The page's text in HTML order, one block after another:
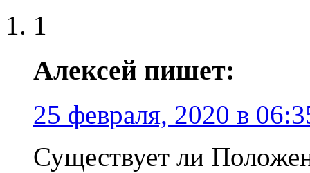
1
Алексей пишет:
25 февраля, 2020 в
Существует ли